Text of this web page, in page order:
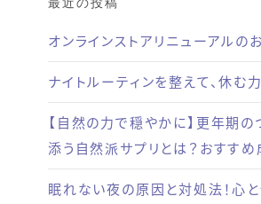
オンラインストアリニューアルの
ナイトルーティンを整えて、休む
【自然の力で穏やかに】更年期の
添う自然派サプリとは？おすす
眠れない夜の原因と対処法！心